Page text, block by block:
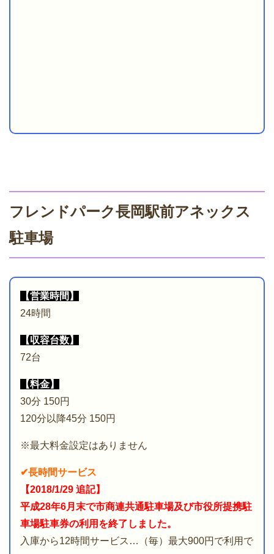
フレンドパーク長岡駅前アネックス
駐車場
【営業時間】
24時間
【収容台数】
72台
【料金】
30分 150円
120分以降45分 150円
※最大料金設定はありません
✔長時間サービス
【2018/1/29 追記】
平成28年6月末で市商連共通駐車場及び市役所提携駐
車場駐車券の利用を終了しました。
入庫から12時間サービス…（毎）最大900円で利用で